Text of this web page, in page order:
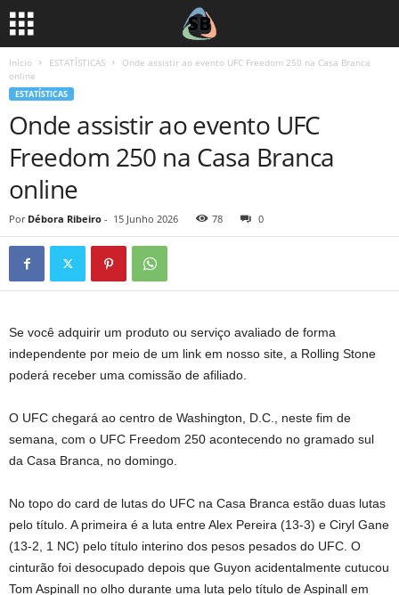
Início ESTATÍSTICAS
Onde assistir ao evento UFC Freedom 250 na Casa Branca
online
ESTATÍSTICAS
Onde assistir ao evento UFC
Freedom 250 na Casa Branca
online
Por Débora Ribeiro - 15 Junho 2026 78 0
Se você adquirir um produto ou serviço avaliado de forma
independente por meio de um link em nosso site, a Rolling Stone
poderá receber uma comissão de afiliado.
O UFC chegará ao centro de Washington, D.C., neste fim de
semana, com o UFC Freedom 250 acontecendo no gramado sul
da Casa Branca, no domingo.
No topo do card de lutas do UFC na Casa Branca estão duas lutas
pelo título. A primeira é a luta entre Alex Pereira (13-3) e Ciryl Gane
(13-2, 1 NC) pelo título interino dos pesos pesados ​​do UFC. O
cinturão foi desocupado depois que Guyon acidentalmente cutucou
Tom Aspinall no olho durante uma luta pelo título de Aspinall em